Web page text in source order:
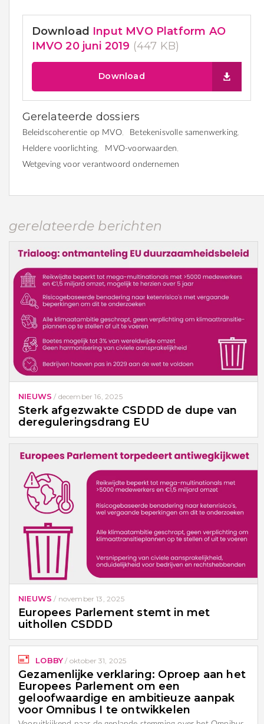
Download Input MVO Platform AO
IMVO 20 juni 2019 (447 KB)
Download
Gerelateerde dossiers
Beleidscoherentie op MVO
Betekenisvolle samenwerking
Heldere voorlichting
MVO-voorwaarden
Wetgeving voor verantwoord ondernemen
gerelateerde berichten
NIEUWS / december 16, 2025
Sterk afgezwakte CSDDD de dupe van
dereguleringsdrang EU
NIEUWS / november 13, 2025
Europees Parlement stemt in met
uithollen CSDDD
LOBBY / oktober 31, 2025
Gezamenlijke verklaring: Oproep aan het
Europees Parlement om een
geloofwaardige en ambitieuze aanpak
voor Omnibus I te ontwikkelen